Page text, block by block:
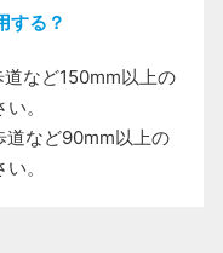
する？
など150mm以上の
。
道など90mm以上の
。